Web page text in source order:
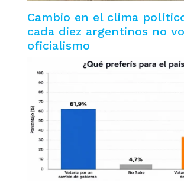
Cambio en el clima
cada diez argentinos no
oficialismo